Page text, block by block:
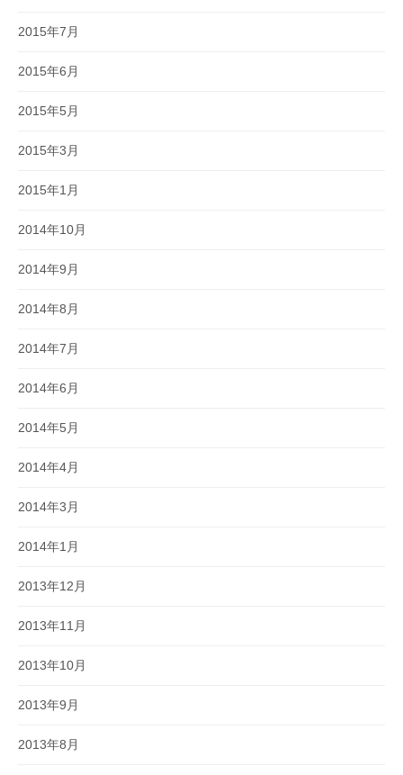
2015年7月
2015年6月
2015年5月
2015年3月
2015年1月
2014年10月
2014年9月
2014年8月
2014年7月
2014年6月
2014年5月
2014年4月
2014年3月
2014年1月
2013年12月
2013年11月
2013年10月
2013年9月
2013年8月